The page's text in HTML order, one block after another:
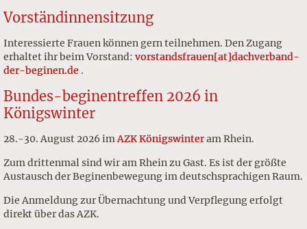
Vor­ständin­nen­sit­zung
Interessierte Frauen können gern teilnehmen. Den Zugang
erhaltet ihr beim Vorstand: vorstandsfrauen[at]dachverband-
der-beginen.de .
Bundes-beginentreffen 2026 in
Königswinter
28.-30. August 2026 imAZK Königswinteram Rhein.
Zum drittenmal sind wir am Rhein zu Gast. Es ist der größte
Austausch der Beginenbewegung im deutschsprachigen Raum.
Die Anmeldung zur Übernachtung und Verpflegung erfolgt
direkt über das AZK.